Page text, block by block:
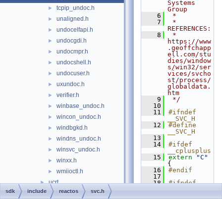
► tcpip_undoc.h
► unaligned.h
► undocelfapi.h
► undocgdi.h
► undocmpr.h
► undocshell.h
► undocuser.h
► uxundoc.h
► verifier.h
► winbase_undoc.h
► wincon_undoc.h
► windbgkd.h
► windns_undoc.h
► winsvc_undoc.h
► winxx.h
► wmiioctl.h
► ucrt
► vcruntime
Systems
Group
    6
*
    7
*
REFERENCES:
    8
*
https://www
.geoffchapp
ell.com/stu
dies/window
s/win32/ser
vices/svcho
st/process/
globaldata.
htm
    9
*/
   10
   11
#ifndef
__SVC_H
   12
#define
__SVC_H
   13
   14
#ifdef
__cplusplus
   15
extern
"C"
{
   16
#endif
   17
   18
#ifndef
sdk include reactos svc.h